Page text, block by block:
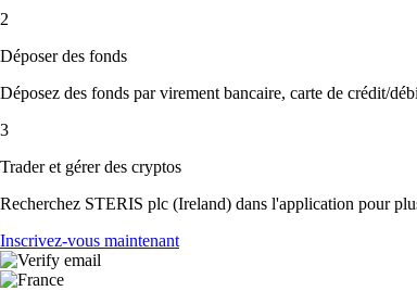
2
Déposer des fonds
Déposez des fonds par virement bancaire, carte de crédit/
3
Trader et gérer des cryptos
Recherchez STERIS plc (Ireland) dans l'application pour
Inscrivez-vous maintenant